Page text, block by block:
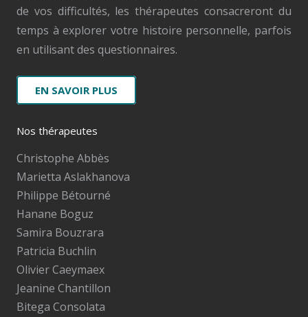
de vos difficultés, les thérapeutes consacreront du
temps à explorer votre histoire personnelle, parfois
en utilisant des questionnaires.
EN SAVOIR PLUS
Nos thérapeutes
Christophe Abbès
Marietta Aslakhanova
Philippe Bétourné
Hanane Boguz
Samira Bouzrara
Patricia Buchlin
Olivier Caeymaex
Jeanine Chantillon
Bitega Consolata